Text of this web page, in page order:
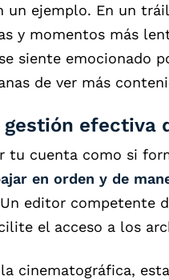
un ejemplo. En un
y momentos más
siente emocionado
de ver más
gestión efectiva
tu cuenta como si
en orden y de
editor competente
el acceso a los
cinematográfica,